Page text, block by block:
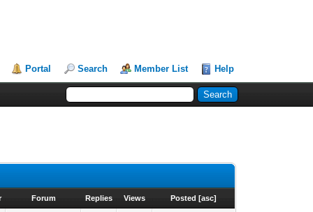
Portal Search Member List Help
Forum Replies Views Posted [asc]